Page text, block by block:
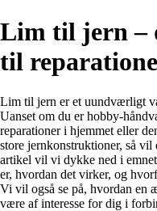
Lim til jern –
til
Lim til jern er et uundværligt
Uanset om du er hobby-
reparationer i hjemmet eller
store jernkonstruktioner, så
artikel vil vi dykke ned i
er, hvordan det virker, og
Vi vil også se på, hvordan en
være af interesse for dig i